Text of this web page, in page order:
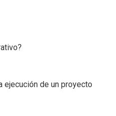
ejecución de un proyecto